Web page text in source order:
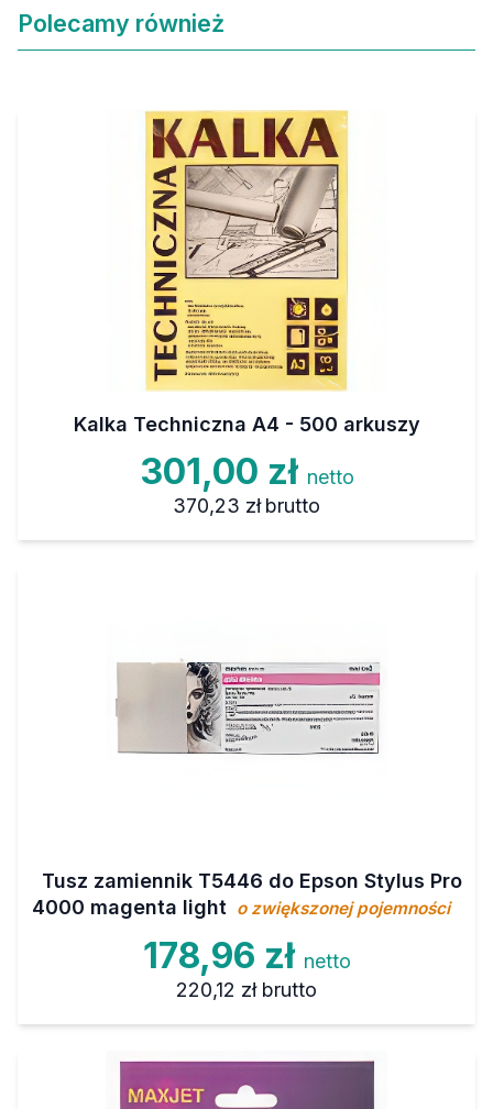
Polecamy również
Kalka Techniczna A4 - 500 arkuszy
301,00 zł netto
370,23 zł brutto
Tusz zamiennik T5446 do Epson Stylus Pro
4000 magenta light o zwiększonej pojemności
178,96 zł netto
220,12 zł brutto